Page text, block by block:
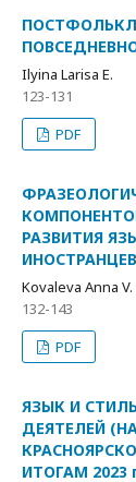
Ilyina Larisa E.
123-131
PDF
РАЗВИТИЯ
ИНОСТРАНЦЕВ
Kovaleva Anna V.
132-143
PDF
ЯЗЫК И
ДЕЯТЕЛЕЙ
ИТОГАМ 2023